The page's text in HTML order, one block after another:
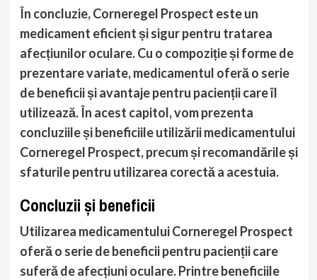
În concluzie, Corneregel Prospect este un
medicament eficient și sigur pentru tratarea
afecțiunilor oculare. Cu o compoziție și forme de
prezentare variate, medicamentul oferă o serie
de beneficii și avantaje pentru pacienții care îl
utilizează. În acest capitol, vom prezenta
concluziile și beneficiile utilizării medicamentului
Corneregel Prospect, precum și recomandările și
sfaturile pentru utilizarea corectă a acestuia.
Concluzii și beneficii
Utilizarea medicamentului Corneregel Prospect
oferă o serie de beneficii pentru pacienții care
suferă de afecțiuni oculare. Printre beneficiile